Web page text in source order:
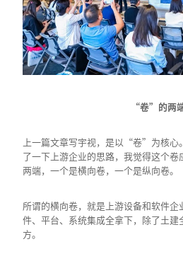
“卷”的两
上一篇文章写宇视，是以“卷”为核心
了一下上游企业的思路，我觉得这个
两端，一个是横向卷，一个是纵向卷。
所谓的横向卷，就是上游设备和软件
件、平台、系统集成全拿下，除了土
方。